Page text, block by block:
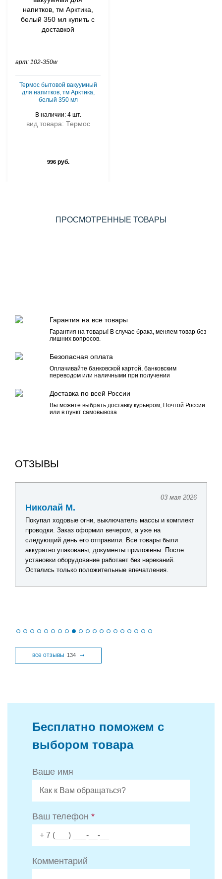
арт: 102-350w
Термос бытовой вакуумный
для напитков, тм Арктика,
белый 350 мл
В наличии: 4 шт.
вид товара: Термос
996руб.
ПРОСМОТРЕННЫЕ ТОВАРЫ
Гарантия на все товары
Гарантия на товары! В случае брака, меняем товар без
лишних вопросов.
Безопасная оплата
Оплачивайте банковской картой, банковским
переводом или наличными при получении
Доставка по всей России
Вы можете выбрать доставку курьером, Почтой России
или в пункт самовывоза
ОТЗЫВЫ
03 мая 2026
Николай М.
Покупал ходовые огни, выключатель массы и комплект
проводки. Заказ оформил вечером, а уже на
следующий день его отправили. Все товары были
аккуратно упакованы, документы приложены. После
установки оборудование работает без нареканий.
Остались только положительные впечатления.
все отзывы 134
Бесплатно поможем с
выбором товара
Ваше имя
Ваш телефон *
Комментарий